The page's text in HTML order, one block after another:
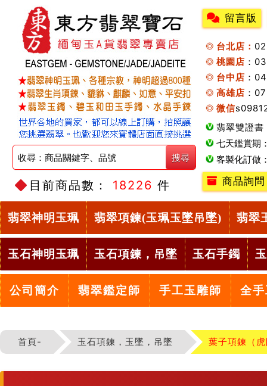
目前商品數： 18226 件
留言版
台北店：
桃園店 ：
台中店 ：
高雄店 ：
微信
翡翠雙證書
七天鑑賞期
客製化訂做
商品詢問
翡翠神明玉珮 翡翠項鍊(玉珮玉墜吊墜) 翡翠
玉石神明玉珮 玉石項鍊，吊墜 玉石手鐲
公司簡介 翡翠鑑定師 手工玉雕師 全
首頁- 玉石項鍊，玉墜，吊墜 葉子項鍊（